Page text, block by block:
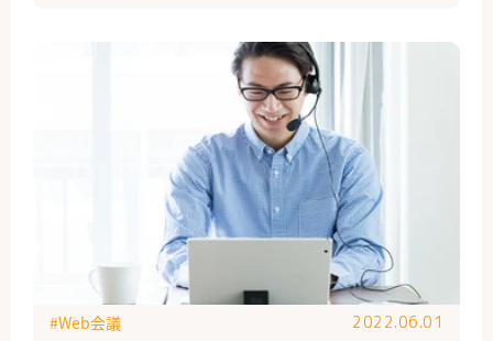
#Web会議 2022.06.01